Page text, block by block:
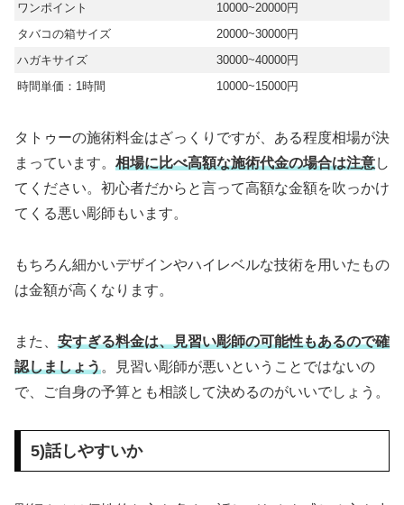
ワンポイント
10000~20000円
タバコの箱サイズ
20000~30000円
ハガキサイズ
30000~40000円
時間単価：1時間
10000~15000円
タトゥーの施術料金はざっくりですが、ある程度相場が決
まっています。 相場に比べ高額な施術代金の場合は注意し
てください。初心者だからと言って高額な金額を吹っかけ
てくる悪い彫師もいます。
もちろん細かいデザインやハイレベルな技術を用いたもの
は金額が高くなります。
また、 安すぎる料金は、見習い彫師の可能性もあるので確
認しましょう。見習い彫師が悪いということではないの
で、ご自身の予算とも相談して決めるのがいいでしょう。
5)話しやすいか